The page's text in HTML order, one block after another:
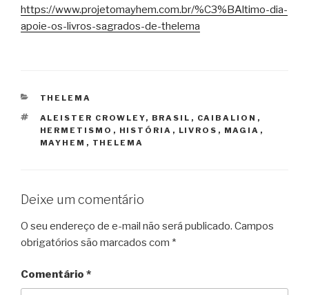
https://www.projetomayhem.com.br/%C3%BAltimo-dia-
apoie-os-livros-sagrados-de-thelema
CATEGORIAS
THELEMA
TAGS
ALEISTER CROWLEY, BRASIL , CAIBALION ,
HERMETISMO , HISTÓRIA , LIVROS , MAGIA ,
MAYHEM , THELEMA
Deixe um comentário
O seu endereço de e-mail não será publicado. Campos
obrigatórios são marcados com *
Comentário *